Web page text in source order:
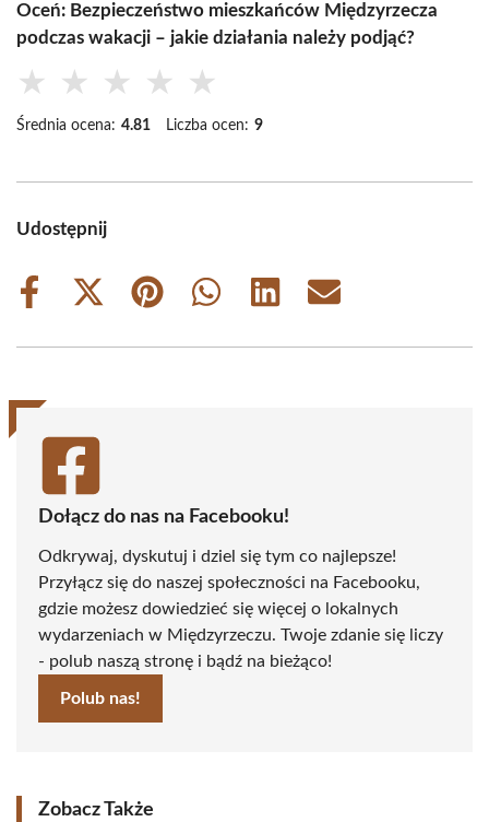
Oceń: Bezpieczeństwo mieszkańców Międzyrzecza
podczas wakacji – jakie działania należy podjąć?
★ ★ ★ ★ ★
Średnia ocena: 4.81 Liczba ocen: 9
Udostępnij
Share
Share
(Twitter)
Share
Share
Share
Share
Dołącz do nas na Facebooku!
Odkrywaj, dyskutuj i dziel się tym co najlepsze!
Przyłącz się do naszej społeczności na Facebooku,
gdzie możesz dowiedzieć się więcej o lokalnych
wydarzeniach w Międzyrzeczu. Twoje zdanie się liczy
- polub naszą stronę i bądź na bieżąco!
Polub nas!
Zobacz Także